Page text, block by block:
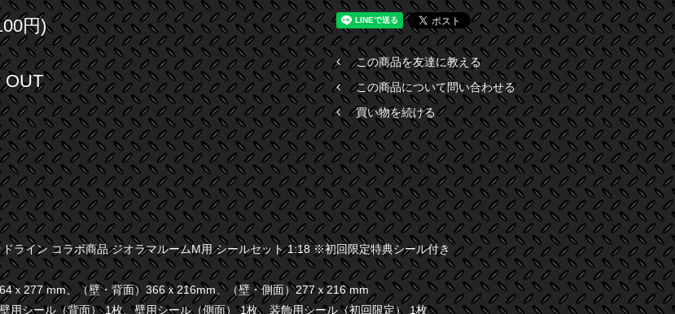
円)
OUT
この商品を友達に教える
この商品について問い合わせる
買い物を続ける
ライン コラボ商品 ジオラマルームM用 シールセット 1:18 ※初回限定特典シール付き
ｘ277 mm、（壁・背面）366ｘ216mm、（壁・側面）277ｘ216 mm
シール（背面） 1枚、壁用シール（側面） 1枚、装飾用シール（初回限定） 1枚